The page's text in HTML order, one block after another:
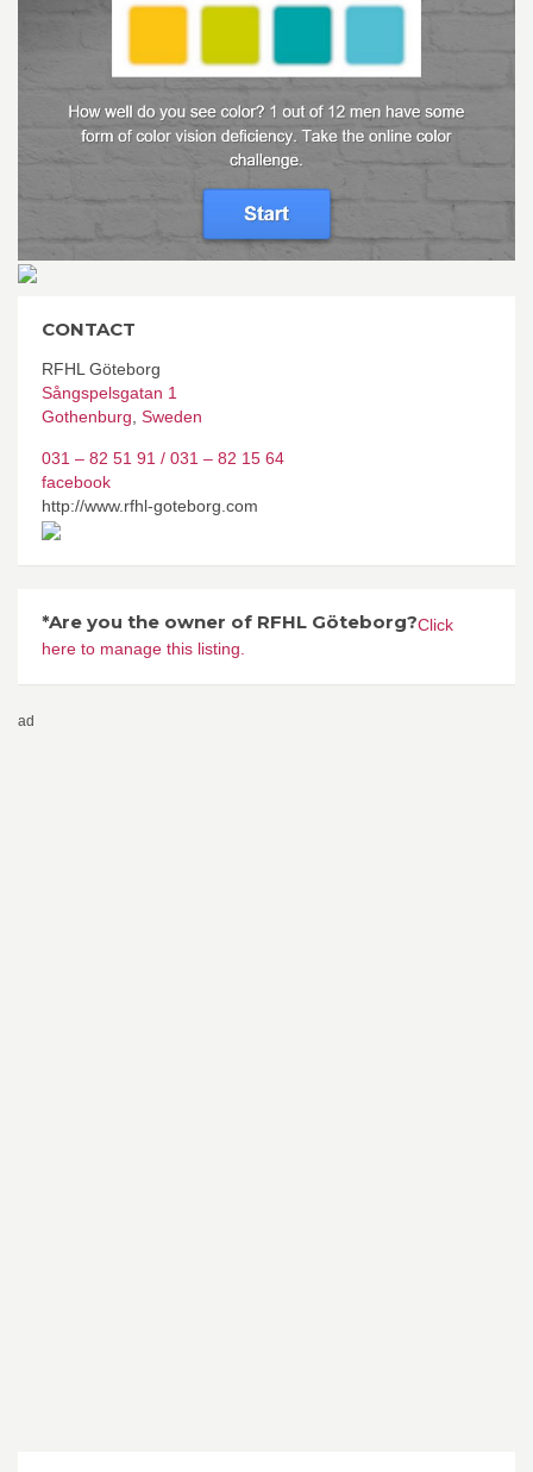
CONTACT
RFHL Göteborg
Sångspelsgatan 1
Gothenburg Sweden
031 – 82 51 91 / 031 – 82 15 64
facebook
http://www.rfhl-goteborg.com
*Are you the owner of RFHL Göteborg?Click
here to manage this listing.
ad